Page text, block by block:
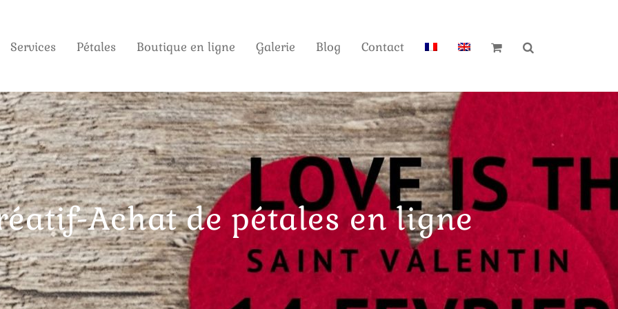
Services Pétales Boutique en ligne Galerie Blog Contact
Achat de pétales en ligne